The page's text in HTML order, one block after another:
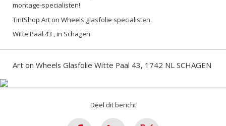
montage-specialisten!
TintShop Art on Wheels glasfolie specialisten.
Witte Paal 43 , in Schagen
Art on Wheels Glasfolie Witte Paal 43, 1742 NL SCHAGEN
Deel dit bericht